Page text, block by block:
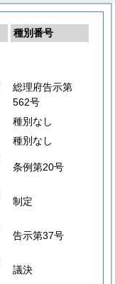
種別番号
総理府告示第
562号
種別なし
種別なし
条例第20号
制定
告示第37号
議決